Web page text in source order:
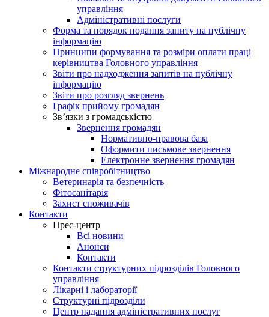
управління
Адміністративні послуги
Форма та порядок подання запиту на публічну
інформацію
Принципи формування та розміри оплати праці
керівництва Головного управління
Звіти про надходження запитів на публічну
інформацію
Звіти про розгляд звернень
Графік прийому громадян
Зв’язки з громадськістю
Звернення громадян
Нормативно-правова база
Оформити письмове звернення
Електронне звернення громадян
Міжнародне співробітництво
Ветеринарія та безпечність
Фітосанітарія
Захист споживачів
Контакти
Прес-центр
Всі новини
Анонси
Контакти
Контакти структурних підрозділів Головного
управління
Лікарні і лабораторії
Структурні підрозділи
Центр надання адміністративних послуг